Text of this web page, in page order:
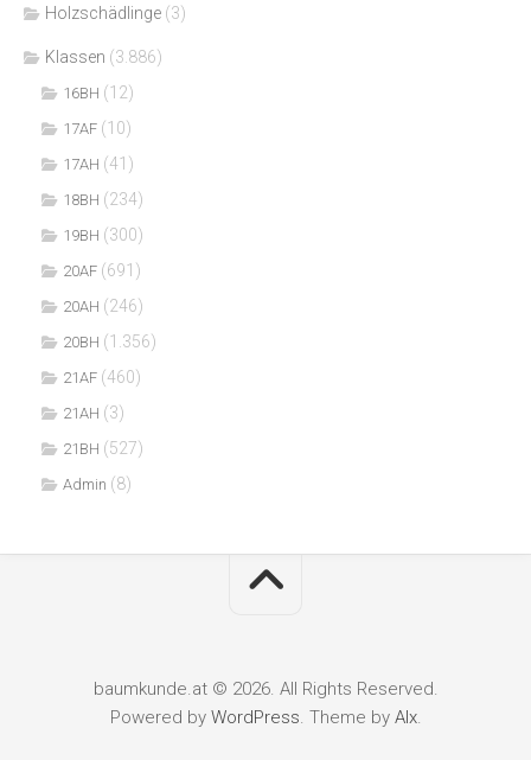
Holzschädlinge (3)
Klassen (3.886)
16BH (12)
17AF (10)
17AH (41)
18BH (234)
19BH (300)
20AF (691)
20AH (246)
20BH (1.356)
21AF (460)
21AH (3)
21BH (527)
Admin (8)
baumkunde.at © 2026. All Rights Reserved.
Powered by WordPress. Theme by Alx.